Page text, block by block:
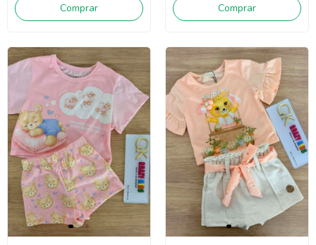
Comprar Comprar